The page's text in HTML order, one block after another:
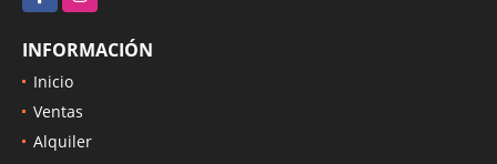
INFORMACIÓN
Inicio
Ventas
Alquiler